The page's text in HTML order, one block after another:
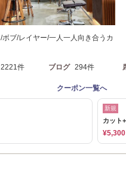
ブ/レイヤー/一人一人向き合うカ
2221件 ブログ 294件
クーポン一覧へ
新規
カット
¥5,300